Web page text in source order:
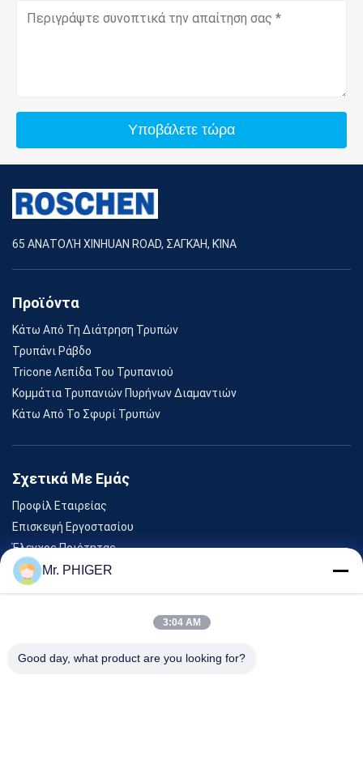
Υποβάλετε τώρα
65 ΑΝΑΤΟΛΉ XINHUAN ROAD, ΣΑΓΚΆΗ, ΚΊΝΑ
Προϊόντα
Κάτω Από Τη Διάτρηση Τρυπών
Τρυπάνι Ράβδο
Tricone Λεπίδα Του Τρυπανιού
Κομμάτια Τρυπανιών Πυρήνων Διαμαντιών
Κάτω Από Το Σφυρί Τρυπών
Σχετικά Με Εμάς
Προφίλ Εταιρείας
Επισκεψή Εργοστασίου
Έλεγχος Ποιότητας
Sitemap
Εκδηλώσεις
Mr. PHIGER
3:04 AM
Good day, what product are you looking for?